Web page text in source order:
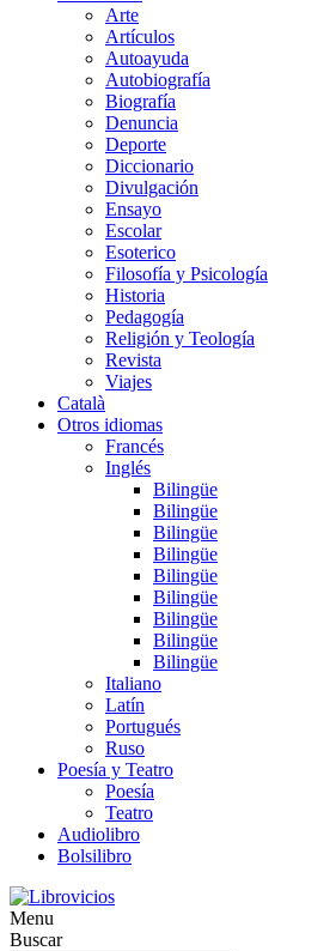
Arte
Artículos
Autoayuda
Autobiografía
Biografía
Denuncia
Deporte
Diccionario
Divulgación
Ensayo
Escolar
Esoterico
Filosofía y Psicología
Historia
Pedagogía
Religión y Teología
Revista
Viajes
Català
Otros idiomas
Francés
Inglés
Bilingüe
Bilingüe
Bilingüe
Bilingüe
Bilingüe
Bilingüe
Bilingüe
Bilingüe
Bilingüe
Italiano
Latín
Portugués
Ruso
Poesía y Teatro
Poesía
Teatro
Audiolibro
Bolsilibro
Menu
Buscar